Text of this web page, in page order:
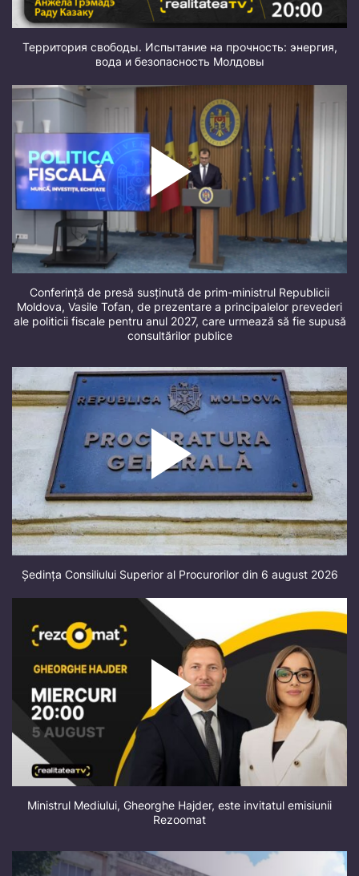
Территория свободы. Испытание на прочность: энергия,
вода и безопасность Молдовы
Conferință de presă susținută de prim-ministrul Republicii
Moldova, Vasile Tofan, de prezentare a principalelor prevederi
ale politicii fiscale pentru anul 2027, care urmează să fie supusă
consultărilor publice
Ședința Consiliului Superior al Procurorilor din 6 august 2026
Ministrul Mediului, Gheorghe Hajder, este invitatul emisiunii
Rezoomat